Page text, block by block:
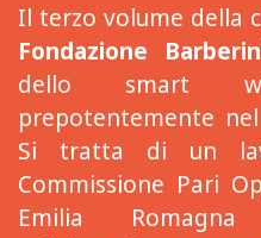
Il terzo volume della
Fondazione
dello smart
prepotentemente
Si tratta di un
Commissione Pari
Emilia